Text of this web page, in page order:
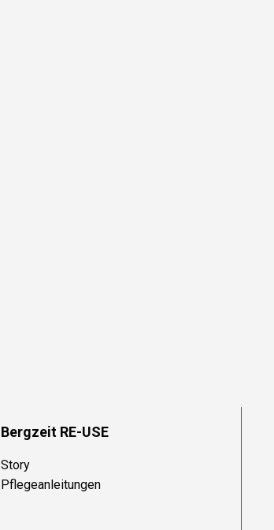
Bergzeit RE-USE
Story
Pflegeanleitungen